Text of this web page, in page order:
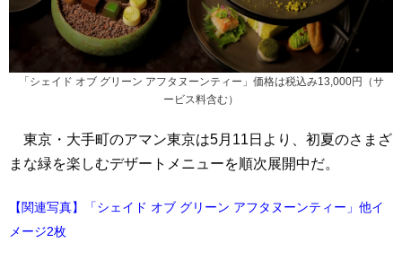
「シェイド オブ グリーン アフタヌーンティー」価格は税込み13,000円（サ
ービス料含む）
東京・大手町のアマン東京は5月11日より、初夏のさまざ
まな緑を楽しむデザートメニューを順次展開中だ。
【関連写真】「シェイド オブ グリーン アフタヌーンティー」他イ
メージ2枚